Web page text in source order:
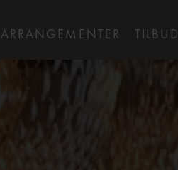
ARRANGEMENTER TILBUD